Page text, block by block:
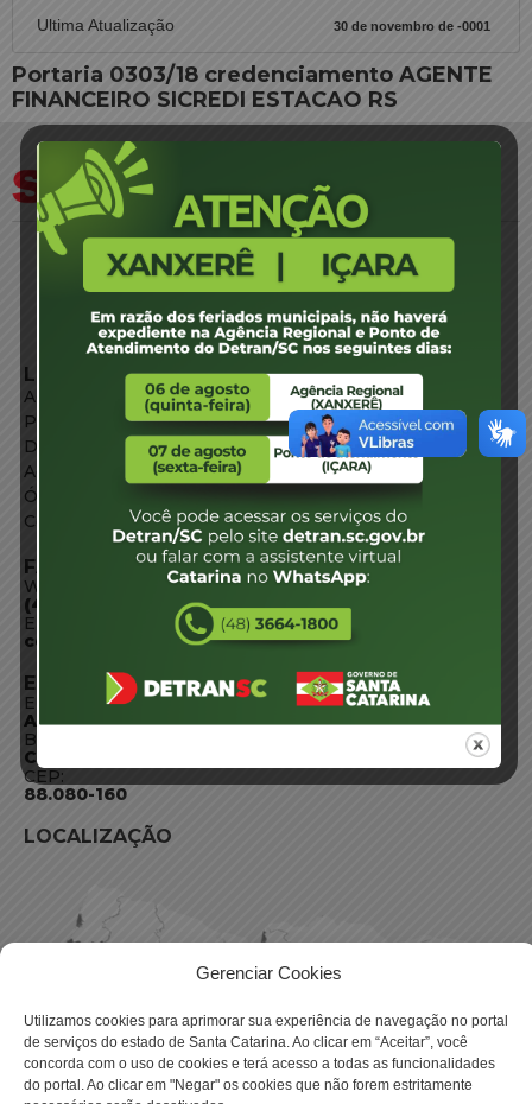
Gerenciar Cookies
Utilizamos cookies para aprimorar sua experiência de navegação no portal
de serviços do estado de Santa Catarina. Ao clicar em “Aceitar”, você
concorda com o uso de cookies e terá acesso a todas as funcionalidades
do portal. Ao clicar em "Negar" os cookies que não forem estritamente
Ultima Atualização 30 de novembro de -0001
Portaria 0303/18 credenciamento AGENTE
FINANCEIRO SICREDI ESTACAO RS
LINKS EXTERNOS
Agência de Notícias
Portal de Serviços
Diário Oficial
Acesso à Informação
Órgãos do Governo
Conheça SC
FALE CONOSCO
WhatsApp:
(48) 3664-1800
E-mail:
centraldeinformacoes@detran.sc.gov.br
ENDEREÇO
Endereço:
Av. Almirante Tamandaré - 480
Bairro:
Coqueiros, Florianópolis SC
CEP:
88.080-160
LOCALIZAÇÃO